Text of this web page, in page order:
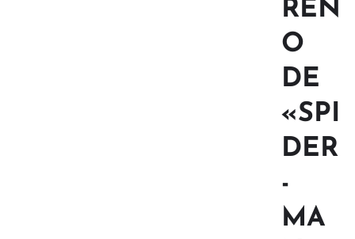
REN
O
DE
«SPI
DER
-
MA